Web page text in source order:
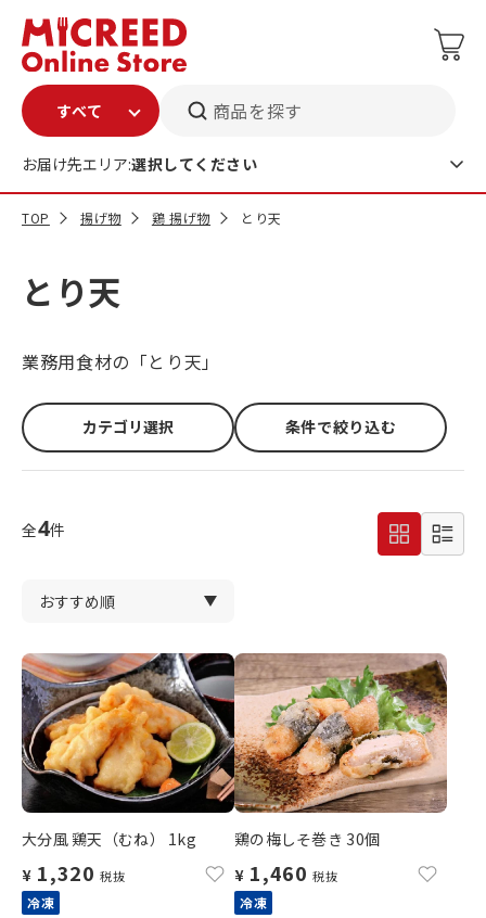
商品を探す
お届け先エリア:選択してください
TOP 揚げ物 鶏 揚げ物 とり天
とり天
業務用食材の「とり天」
カテゴリ選択 条件で絞り込む
全4件
大分風 鶏天（むね） 1kg
¥ 1,320 税抜
冷凍
鶏の梅しそ巻き 30個
¥ 1,460 税抜
冷凍